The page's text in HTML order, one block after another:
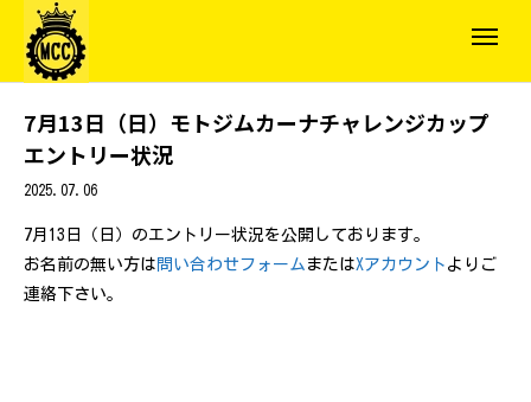
7月13日（日）モトジムカーナチャレンジカップ
エントリー状況
2025.07.06
7月13日（日）のエントリー状況を公開しております。
お名前の無い方は 問い合わせフォーム またはXアカウント よりご
連絡下さい。